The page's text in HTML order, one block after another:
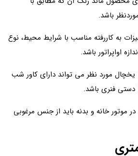
باشد.
به کاررفته مناسب با شرایط محیط، نوع
اواپراتور باشد.
مورد نظر می تواند دارای کاور شب
دستی فنری باشد.
موتور خانه و بدنه باید از جنس مرغوبی